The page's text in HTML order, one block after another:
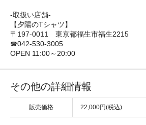
-取扱い店舗-
【夕陽のTシャツ】
〒197-0011 東京都福生市福生2215
☎042-530-3005
OPEN 11:00～20:00
その他の詳細情報
販売価格 22,000円(税込)